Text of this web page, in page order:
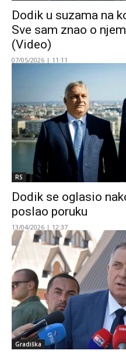
Dodik u suzama na
Sve sam znao o
(Video)
07/05/2026 | 11:11
RS
Dodik se oglasio
poslao poruku
13/04/2026 | 12:37
Gradiška